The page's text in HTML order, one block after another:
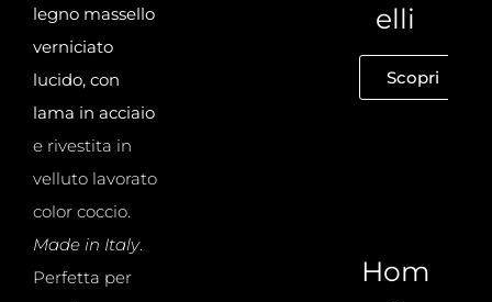
legno massello
verniciato
lucido, con
lama in acciaio
e rivestita in
velluto lavorato
color coccio.
Made in Italy.
Perfetta per
elli
Scopri
Hom